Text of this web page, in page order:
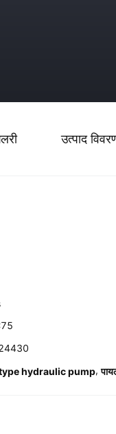
उत्पाद
hydraulic pump,